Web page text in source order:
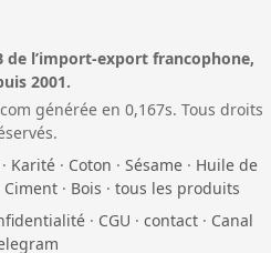
de l’import-export francophone,
2001.
générée en 0,167s. Tous droits
· Karité · Coton · Sésame · Huile de
Ciment· Bois · tous les produits
· CGU · contact · Canal